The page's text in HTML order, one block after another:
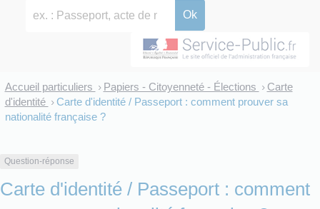
Accueil particuliers > Papiers - Citoyenneté - Élections > Carte
d'identité > Carte d'identité / Passeport : comment prouver sa
nationalité française ?
Question-réponse
Carte d'identité / Passeport : comment